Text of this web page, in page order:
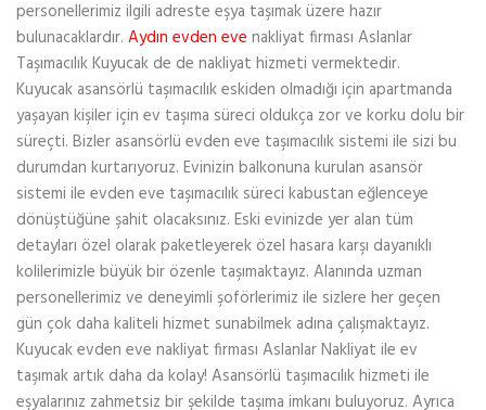
personellerimiz ilgili adreste eşya taşımak üzere hazır
bulunacaklardır. Aydın evden eve nakliyat firması Aslanlar
Taşımacılık Kuyucak de de nakliyat hizmeti vermektedir.
Kuyucak asansörlü taşımacılık eskiden olmadığı için apartmanda
yaşayan kişiler için ev taşıma süreci oldukça zor ve korku dolu bir
süreçti. Bizler asansörlü evden eve taşımacılık sistemi ile sizi bu
durumdan kurtarıyoruz. Evinizin balkonuna kurulan asansör
sistemi ile evden eve taşımacılık süreci kabustan eğlenceye
dönüştüğüne şahit olacaksınız. Eski evinizde yer alan tüm
detayları özel olarak paketleyerek özel hasara karşı dayanıklı
kolilerimizle büyük bir özenle taşımaktayız. Alanında uzman
personellerimiz ve deneyimli şoförlerimiz ile sizlere her geçen
gün çok daha kaliteli hizmet sunabilmek adına çalışmaktayız.
Kuyucak evden eve nakliyat firması Aslanlar Nakliyat ile ev
taşımak artık daha da kolay! Asansörlü taşımacılık hizmeti ile
eşyalarınız zahmetsiz bir şekilde taşıma imkanı buluyoruz. Ayrıca